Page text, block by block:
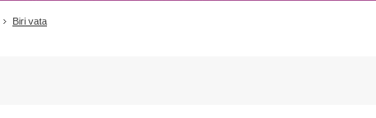
Biri vata